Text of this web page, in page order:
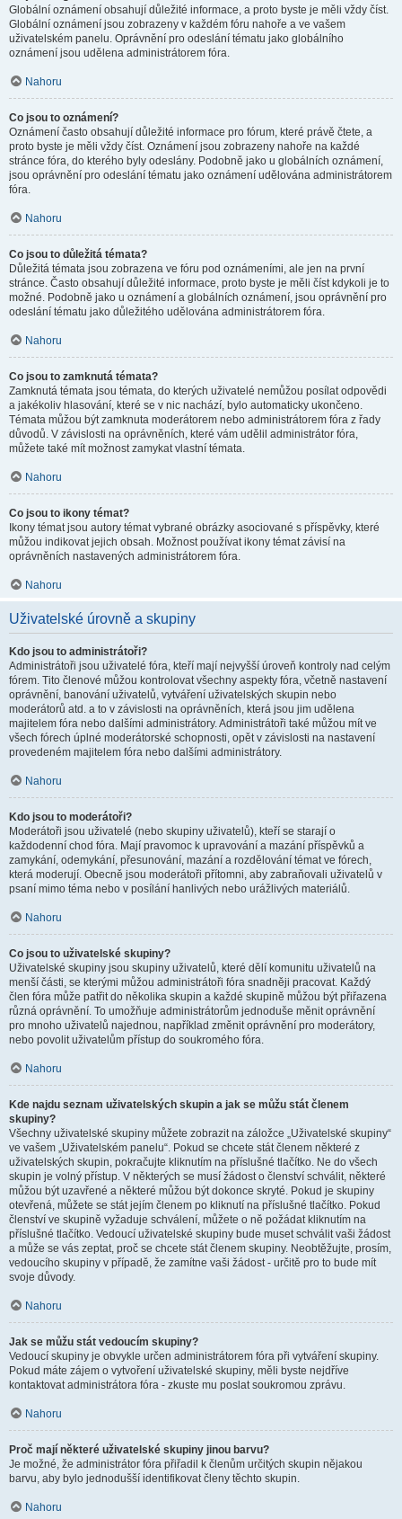
Globální oznámení obsahují důležité informace, a proto byste je měli vždy číst.
Globální oznámení jsou zobrazeny v každém fóru nahoře a ve vašem
uživatelském panelu. Oprávnění pro odeslání tématu jako globálního
oznámení jsou udělena administrátorem fóra.
Nahoru
Co jsou to oznámení?
Oznámení často obsahují důležité informace pro fórum, které právě čtete, a
proto byste je měli vždy číst. Oznámení jsou zobrazeny nahoře na každé
stránce fóra, do kterého byly odeslány. Podobně jako u globálních oznámení,
jsou oprávnění pro odeslání tématu jako oznámení udělována administrátorem
fóra.
Nahoru
Co jsou to důležitá témata?
Důležitá témata jsou zobrazena ve fóru pod oznámeními, ale jen na první
stránce. Často obsahují důležité informace, proto byste je měli číst kdykoli je to
možné. Podobně jako u oznámení a globálních oznámení, jsou oprávnění pro
odeslání tématu jako důležitého udělována administrátorem fóra.
Nahoru
Co jsou to zamknutá témata?
Zamknutá témata jsou témata, do kterých uživatelé nemůžou posílat odpovědi
a jakékoliv hlasování, které se v nic nachází, bylo automaticky ukončeno.
Témata můžou být zamknuta moderátorem nebo administrátorem fóra z řady
důvodů. V závislosti na oprávněních, které vám udělil administrátor fóra,
můžete také mít možnost zamykat vlastní témata.
Nahoru
Co jsou to ikony témat?
Ikony témat jsou autory témat vybrané obrázky asociované s příspěvky, které
můžou indikovat jejich obsah. Možnost používat ikony témat závisí na
oprávněních nastavených administrátorem fóra.
Nahoru
Uživatelské úrovně a skupiny
Kdo jsou to administrátoři?
Administrátoři jsou uživatelé fóra, kteří mají nejvyšší úroveň kontroly nad celým
fórem. Tito členové můžou kontrolovat všechny aspekty fóra, včetně nastavení
oprávnění, banování uživatelů, vytváření uživatelských skupin nebo
moderátorů atd. a to v závislosti na oprávněních, která jsou jim udělena
majitelem fóra nebo dalšími administrátory. Administrátoři také můžou mít ve
všech fórech úplné moderátorské schopnosti, opět v závislosti na nastavení
provedeném majitelem fóra nebo dalšími administrátory.
Nahoru
Kdo jsou to moderátoři?
Moderátoři jsou uživatelé (nebo skupiny uživatelů), kteří se starají o
každodenní chod fóra. Mají pravomoc k upravování a mazání příspěvků a
zamykání, odemykání, přesunování, mazání a rozdělování témat ve fórech,
která moderují. Obecně jsou moderátoři přítomni, aby zabraňovali uživatelů v
psaní mimo téma nebo v posílání hanlivých nebo urážlivých materiálů.
Nahoru
Co jsou to uživatelské skupiny?
Uživatelské skupiny jsou skupiny uživatelů, které dělí komunitu uživatelů na
menší části, se kterými můžou administrátoři fóra snadněji pracovat. Každý
člen fóra může patřit do několika skupin a každé skupině můžou být přiřazena
různá oprávnění. To umožňuje administrátorům jednoduše měnit oprávnění
pro mnoho uživatelů najednou, například změnit oprávnění pro moderátory,
nebo povolit uživatelům přístup do soukromého fóra.
Nahoru
Kde najdu seznam uživatelských skupin a jak se můžu stát členem
skupiny?
Všechny uživatelské skupiny můžete zobrazit na záložce „Uživatelské skupiny“
ve vašem „Uživatelském panelu“. Pokud se chcete stát členem některé z
uživatelských skupin, pokračujte kliknutím na příslušné tlačítko. Ne do všech
skupin je volný přístup. V některých se musí žádost o členství schválit, některé
můžou být uzavřené a některé můžou být dokonce skryté. Pokud je skupiny
otevřená, můžete se stát jejím členem po kliknutí na příslušné tlačítko. Pokud
členství ve skupině vyžaduje schválení, můžete o ně požádat kliknutím na
příslušné tlačítko. Vedoucí uživatelské skupiny bude muset schválit vaši žádost
a může se vás zeptat, proč se chcete stát členem skupiny. Neobtěžujte, prosím,
vedoucího skupiny v případě, že zamítne vaši žádost - určitě pro to bude mít
svoje důvody.
Nahoru
Jak se můžu stát vedoucím skupiny?
Vedoucí skupiny je obvykle určen administrátorem fóra při vytváření skupiny.
Pokud máte zájem o vytvoření uživatelské skupiny, měli byste nejdříve
kontaktovat administrátora fóra - zkuste mu poslat soukromou zprávu.
Nahoru
Proč mají některé uživatelské skupiny jinou barvu?
Je možné, že administrátor fóra přiřadil k členům určitých skupin nějakou
barvu, aby bylo jednodušší identifikovat členy těchto skupin.
Nahoru